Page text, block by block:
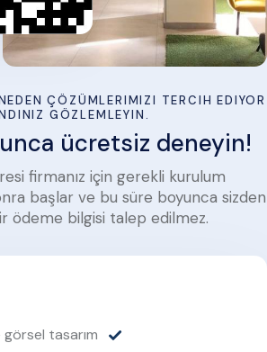
ÇÖZÜMLERIMIZI TERCIH EDIYOR
GÖZLEMLEYIN.
ücretsiz deneyin!
firmanız için gerekli kurulum
başlar ve bu süre boyunca sizden
ödeme bilgisi talep edilmez.
tasarım